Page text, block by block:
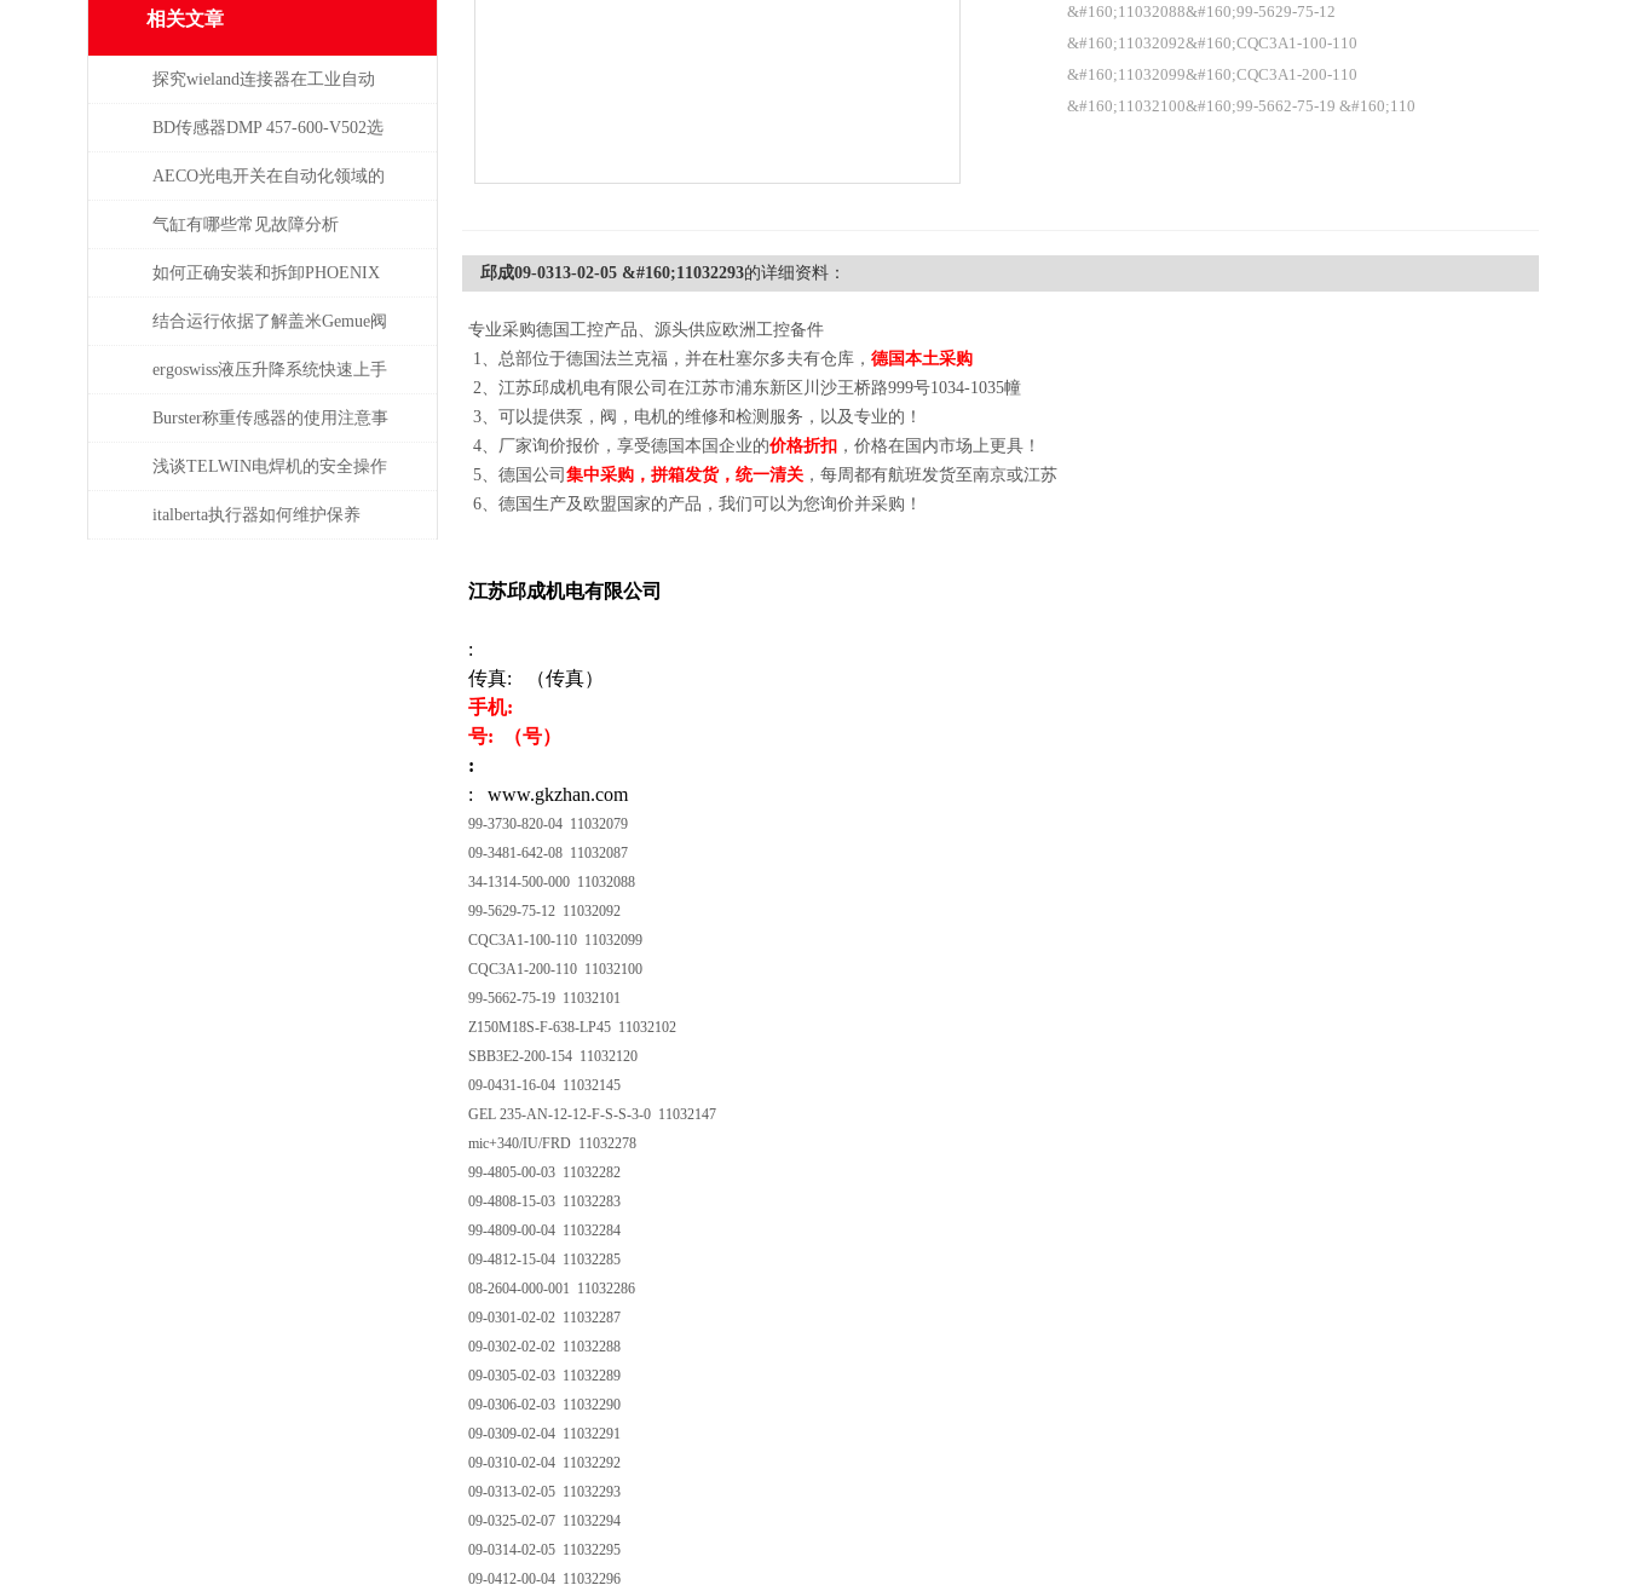
相关文章
探究wieland连接器在工业自动
化系统中的即插即用与应用优
势
BD传感器DMP 457-600-V502选
择使用注意事项
AECO光电开关在自动化领域的
与应用
气缸有哪些常见故障分析
如何正确安装和拆卸PHOENIX
菲尼克斯连接器？
结合运行依据了解盖米Gemue阀
门
ergoswiss液压升降系统快速上手
指南
Burster称重传感器的使用注意事
项
浅谈TELWIN电焊机的安全操作
规程及维护保养
italberta执行器如何维护保养
&#160;11032088&#160;99-5629-75-12
&#160;11032092&#160;CQC3A1-100-110
&#160;11032099&#160;CQC3A1-200-110
&#160;11032100&#160;99-5662-75-19 &#160;110
邱成09-0313-02-05 &#160;11032293的详细资料：
专业采购德国工控产品、源头供应欧洲工控备件
1、总部位于德国法兰克福，并在杜塞尔多夫有仓库， 德国本土采购
2、江苏邱成机电有限公司在江苏市浦东新区川沙王桥路999号1034-1035幢
3、可以提供泵，阀，电机的维修和检测服务，以及专业的 ！
4、厂家询价报价，享受德国本国企业的价格折扣 ，价格在国内市场上更具！
5、德国公司 集中采购，拼箱发货，统一清关 ，每周都有航班发货至南京或江苏
6、德国生产及欧盟国家的产品，我们可以为您询价并采购！
江苏邱成机电有限公司
:
传真: （传真）
手机:
号: （号）
:
: www.gkzhan.com
99-3730-820-04 11032079
09-3481-642-08 11032087
34-1314-500-000 11032088
99-5629-75-12 11032092
CQC3A1-100-110 11032099
CQC3A1-200-110 11032100
99-5662-75-19 11032101
Z150M18S-F-638-LP45 11032102
SBB3E2-200-154 11032120
09-0431-16-04 11032145
GEL 235-AN-12-12-F-S-S-3-0 11032147
mic+340/IU/FRD 11032278
99-4805-00-03 11032282
09-4808-15-03 11032283
99-4809-00-04 11032284
09-4812-15-04 11032285
08-2604-000-001 11032286
09-0301-02-02 11032287
09-0302-02-02 11032288
09-0305-02-03 11032289
09-0306-02-03 11032290
09-0309-02-04 11032291
09-0310-02-04 11032292
09-0313-02-05 11032293
09-0325-02-07 11032294
09-0314-02-05 11032295
09-0412-00-04 11032296